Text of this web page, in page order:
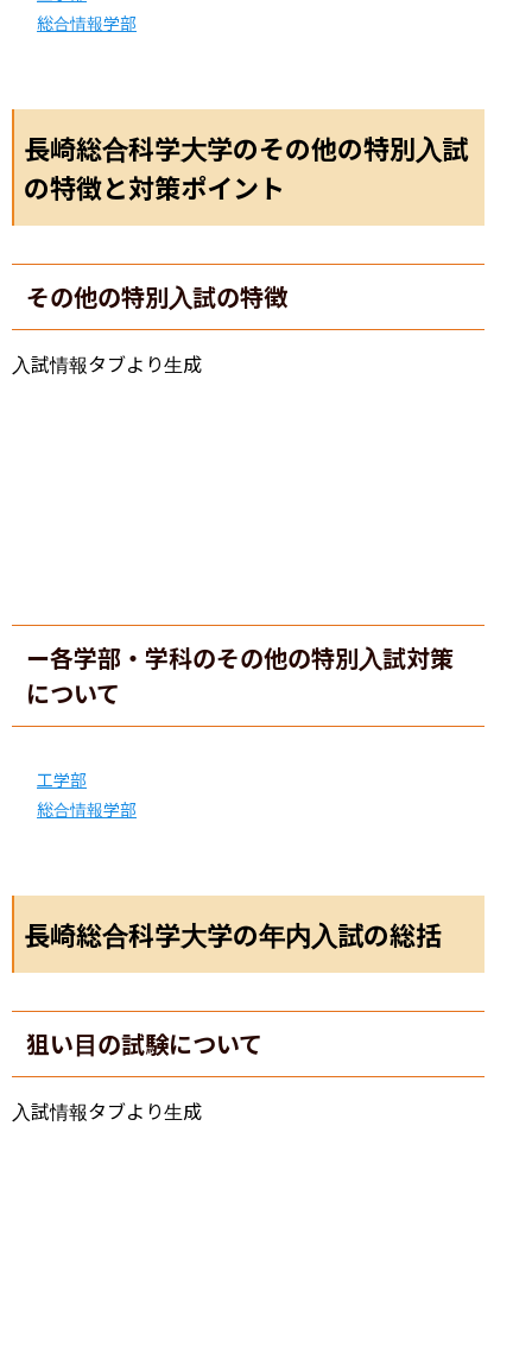
総合情報学部
長崎総合科学大学のその他の特別入試
の特徴と対策ポイント
その他の特別入試の特徴
入試情報タブより生成
ー各学部・学科のその他の特別入試対策
について
工学部
総合情報学部
長崎総合科学大学の年内入試の総括
狙い目の試験について
入試情報タブより生成